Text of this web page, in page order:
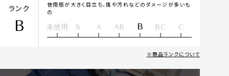
ランク
B
使用感が大きく目立ち、傷や汚れなどのダメージが多いも
の
未使用 S A AB B BC C
商品ランクについて